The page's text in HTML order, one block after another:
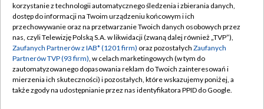
TVP
Abonament TVP
Emisja w TVP
Centrum informacji TVP
Naziemna Telewizja Cyfrowa
Regulamin TVP
Polityka prywatności
Moje zgody
Pomoc
korzystanie z technologii automatycznego śledzenia i zbierania danych,
dostęp do informacji na Twoim urządzeniu końcowym i ich
przechowywanie oraz na przetwarzanie Twoich danych osobowych przez
nas, czyli Telewizję Polską S.A. w likwidacji (zwaną dalej również „TVP”),
Zaufanych Partnerów z IAB* (1201 firm) oraz pozostałych Zaufanych
Partnerów TVP (93 firm), w celach marketingowych (w tym do
zautomatyzowanego dopasowania reklam do Twoich zainteresowań i
mierzenia ich skuteczności) i pozostałych, które wskazujemy poniżej, a
także zgody na udostępnianie przez nas identyfikatora PPID do Google.